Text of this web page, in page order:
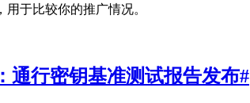
用于比较你的推广情况。
通行密钥基准测试报告发布#